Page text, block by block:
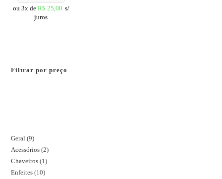
ou 3x de R$ 25,00 s/
juros
Filtrar por preço
Geral 9
Acessórios 2
Chaveiros 1
Enfeites 10